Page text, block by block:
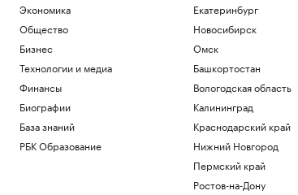
Экономика
Общество
Бизнес
Технологии и медиа
Финансы
Биографии
База знаний
РБК Образование
Екатеринбург
Новосибирск
Омск
Башкортостан
Вологодская область
Калининград
Краснодарский край
Нижний Новгород
Пермский край
Ростов-на-Дону